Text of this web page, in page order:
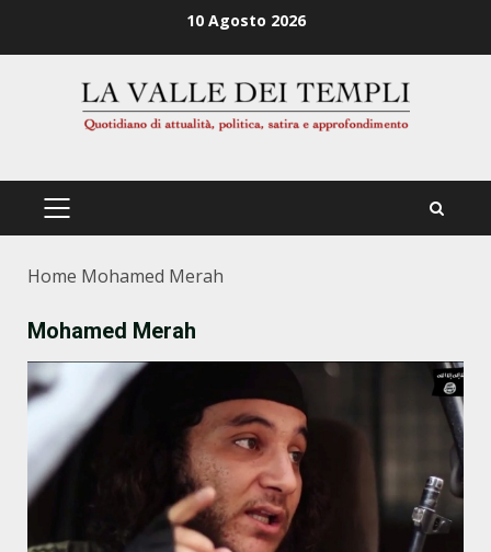
10 Agosto 2026
PRIMÄRES
Home Mohamed Merah
Mohamed Merah